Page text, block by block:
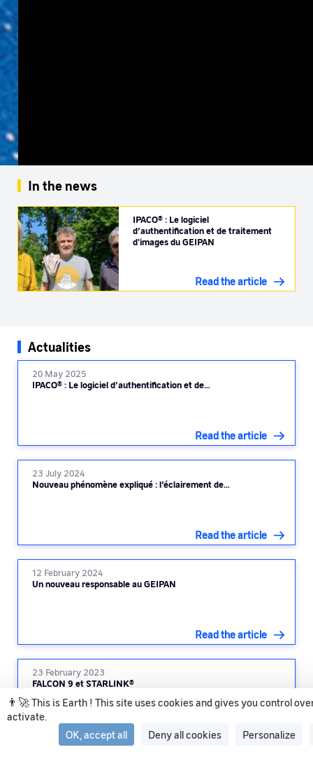
👨‍🚀 This is Earth ! This site uses cookies and gives you control
activate.
OK, accept all
Deny all cookies Personalize
In the news
IPACO® : Le logiciel
d’authentification et de traitement
d'images du GEIPAN
Read the article
Actualities
20 May 2025
IPACO® : Le logiciel d’authentification et de…
Read the article
23 July 2024
Nouveau phénomène expliqué : l’éclairement de…
Read the article
12 February 2024
Un nouveau responsable au GEIPAN
Read the article
23 February 2023
FALCON 9 et STARLINK®
Read the article